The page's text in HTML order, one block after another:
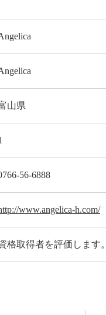
山県
56-6888
www.angelica-h.com/
格取得者を評価します。